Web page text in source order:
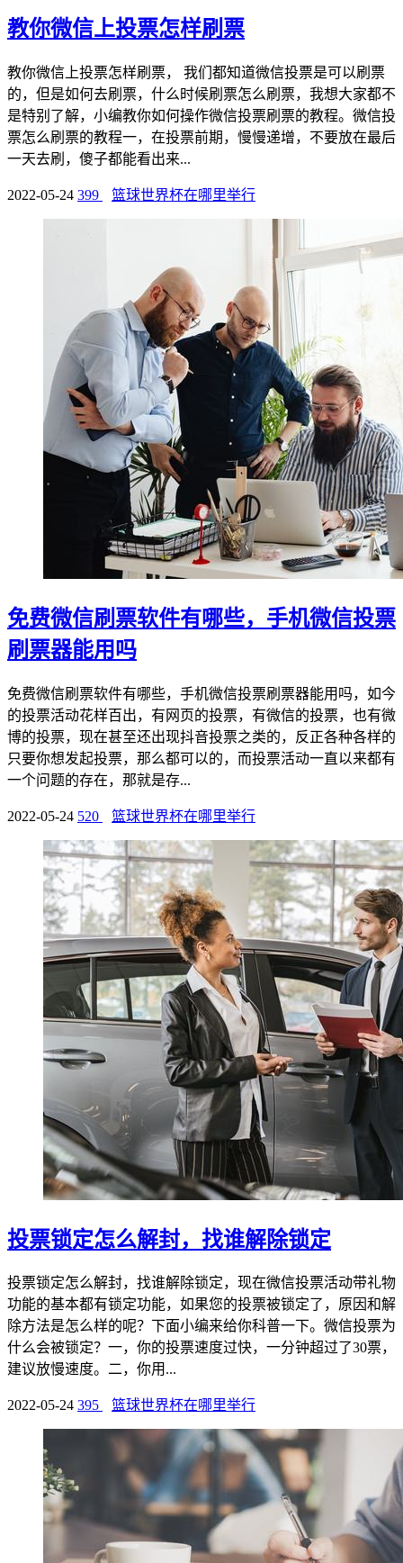
教你微信上投票怎样刷票
教你微信上投票怎样刷票， 我们都知道微信投票是可以刷票
的，但是如何去刷票，什么时候刷票怎么刷票，我想大家都不
是特别了解，小编教你如何操作微信投票刷票的教程。微信投
票怎么刷票的教程一，在投票前期，慢慢递增，不要放在最后
一天去刷，傻子都能看出来...
2022-05-24 399 篮球世界杯在哪里举行
免费微信刷票软件有哪些，手机微信投票
刷票器能用吗
免费微信刷票软件有哪些，手机微信投票刷票器能用吗，如今
的投票活动花样百出，有网页的投票，有微信的投票，也有微
博的投票，现在甚至还出现抖音投票之类的，反正各种各样的
只要你想发起投票，那么都可以的，而投票活动一直以来都有
一个问题的存在，那就是存...
2022-05-24 520 篮球世界杯在哪里举行
投票锁定怎么解封，找谁解除锁定
投票锁定怎么解封，找谁解除锁定，现在微信投票活动带礼物
功能的基本都有锁定功能，如果您的投票被锁定了，原因和解
除方法是怎么样的呢？下面小编来给你科普一下。微信投票为
什么会被锁定？一，你的投票速度过快，一分钟超过了30票，
建议放慢速度。二，你用...
2022-05-24 395 篮球世界杯在哪里举行